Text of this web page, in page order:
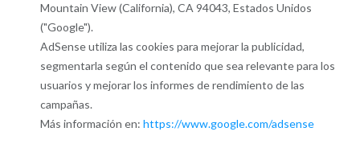
Mountain View (California), CA 94043, Estados Unidos
("Google").
AdSense utiliza las cookies para mejorar la publicidad,
segmentarla según el contenido que sea relevante para los
usuarios y mejorar los informes de rendimiento de las
campañas.
Más información en: https://www.google.com/adsense